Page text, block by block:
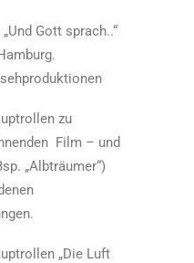
Gott sprach..“
zu
Film – und
„Albträumer“)
„Die Luft